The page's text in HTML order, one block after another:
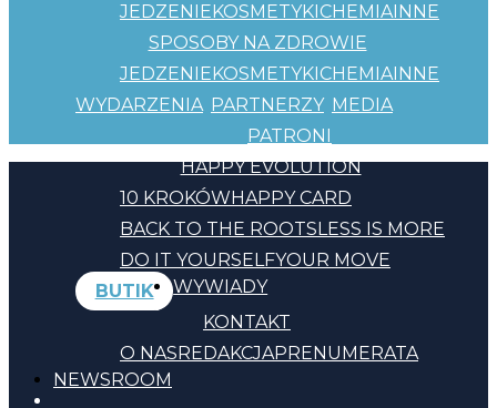
JEDZENIEKOSMETYKICHEMIAINNE
SPOSOBY NA ZDROWIE
JEDZENIEKOSMETYKICHEMIAINNE
WYDARZENIA PARTNERZY
PATRONI
MEDIA
HAPPY EVOLUTION
10 KROKÓWHAPPY CARD
BACK TO THE ROOTSLESS IS MORE
DO IT YOURSELFYOUR MOVE
BUTIK
KONTAKT
O NASREDAKCJAPRENUMERATA
WYWIADY
NEWSROOM